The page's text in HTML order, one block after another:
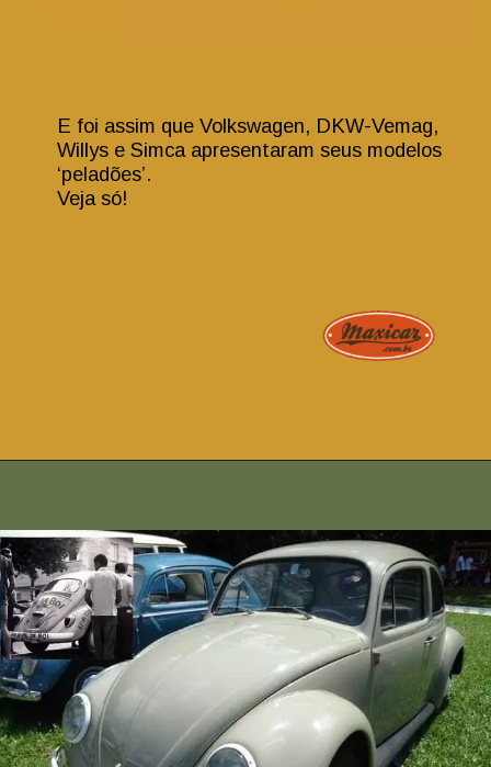
E foi assim que Volkswagen, DKW-Vemag,
Willys e Simca apresentaram seus modelos
‘peladões’.
Veja só!